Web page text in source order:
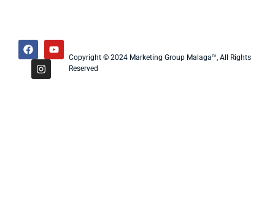
Copyright © 2024 Marketing Group Malaga™, All Rights
Reserved